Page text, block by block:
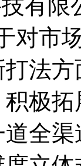
有限
对市
法
极
全